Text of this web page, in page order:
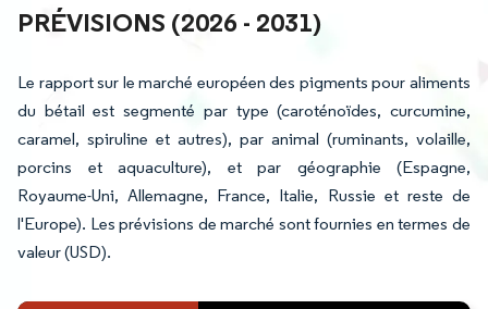
PRÉVISIONS (2026 - 2031)
Le rapport sur le marché européen des pigments pour aliments
du bétail est segmenté par type (caroténoïdes, curcumine,
caramel, spiruline et autres), par animal (ruminants, volaille,
porcins et aquaculture), et par géographie (Espagne,
Royaume-Uni, Allemagne, France, Italie, Russie et reste de
l'Europe). Les prévisions de marché sont fournies en termes de
valeur (USD).